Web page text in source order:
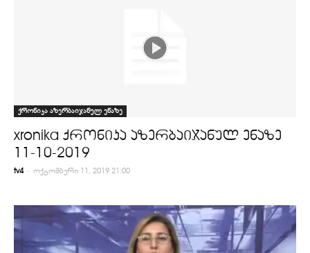
ქრონიკა აზერბაიჯანულ ენაზე
xronika ქრონიკა აზერბაიჯანულ ენაზე
11-10-2019
tv4 - ოქტომბერი 11, 2019 21:00